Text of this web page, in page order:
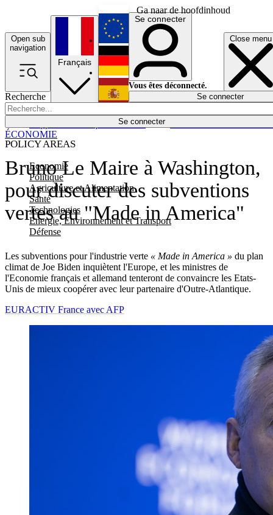
Ga naar de hoofdinhoud
Open sub
navigation
Close menu
Recherche
Se connecter
POLICY AREAS
Economie
Politique
Agriculture et Alimentation
Santé
Technologies
Energie, Environnement et Transport
Défense
Économie
Français
English
Deutsch
Español
Se connecter
Vous êtes déconnecté.
Se connecter
Bruno Le Maire à Washington,
pour discuter des subventions
vertes au "Made in America"
Les subventions pour l'industrie verte « Made in America » du plan
climat de Joe Biden inquiètent l'Europe, et les ministres de
l'Economie français et allemand tenteront de convaincre les Etats-
Unis de mieux coopérer avec leur partenaire d'Outre-Atlantique.
ÉCONOMIE
EURACTIV France avec AFP